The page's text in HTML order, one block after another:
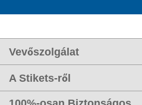
Vevőszolgálat
A Stikets-ről